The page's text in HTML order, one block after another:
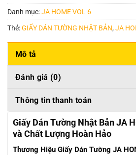
Danh mục:JA HOME VOL 6
Thẻ:GIẤY DÁN TƯỜNG NHẬT BẢN,JA
Mô tả
Đánh giá (0)
Thông tin thanh toán
Giấy Dán Tường Nhật Bản JA
và Chất Lượng Hoàn Hảo
Thương Hiệu Giấy Dán Tường JA